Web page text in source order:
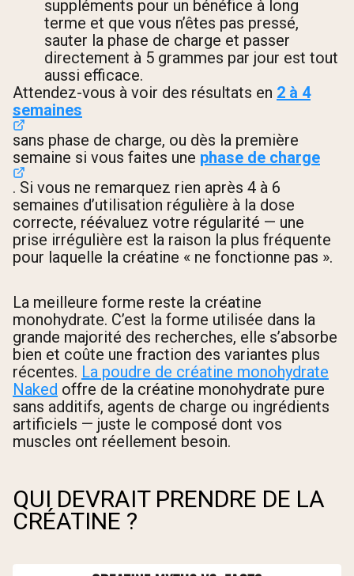
suppléments pour un bénéfice à long
terme et que vous n’êtes pas pressé,
sauter la phase de charge et passer
directement à 5 grammes par jour est tout
aussi efficace.
Attendez-vous à voir des résultats en 2 à 4
semaines
sans phase de charge, ou dès la première
semaine si vous faites une phase de charge
. Si vous ne remarquez rien après 4 à 6
semaines d’utilisation régulière à la dose
correcte, réévaluez votre régularité — une
prise irrégulière est la raison la plus fréquente
pour laquelle la créatine « ne fonctionne pas ».
La meilleure forme reste la créatine
monohydrate. C’est la forme utilisée dans la
grande majorité des recherches, elle s’absorbe
bien et coûte une fraction des variantes plus
récentes. La poudre de créatine monohydrate
Naked offre de la créatine monohydrate pure
sans additifs, agents de charge ou ingrédients
artificiels — juste le composé dont vos
muscles ont réellement besoin.
QUI DEVRAIT PRENDRE DE LA
CRÉATINE ?